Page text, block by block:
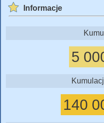
Informacje
5
140